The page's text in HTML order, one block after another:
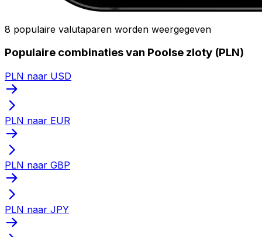
8 populaire valutaparen worden weergegeven
Populaire combinaties van Poolse zloty (PLN)
PLN naar USD
PLN naar EUR
PLN naar GBP
PLN naar JPY